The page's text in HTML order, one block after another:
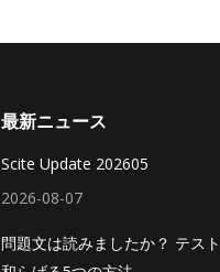
最新ニュース
Scite Update 202605
2026-08-07
問題文は読みましたか？ テス